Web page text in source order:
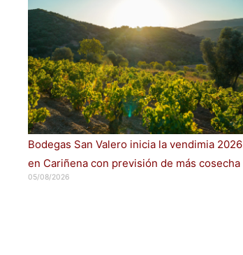
Bodegas San Valero inicia la vendimia 2026
en Cariñena con previsión de más cosecha
05/08/2026